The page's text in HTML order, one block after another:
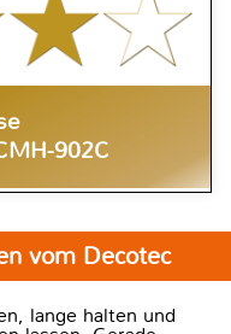
902C
vom Decotec
lange halten und